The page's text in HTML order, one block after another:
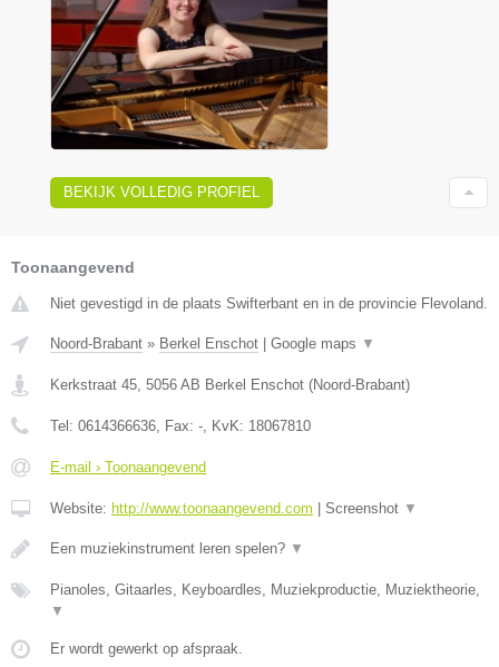
BEKIJK VOLLEDIG PROFIEL
Toonaangevend
Niet gevestigd in de plaats Swifterbant en in de provincie Flevoland.
Noord-Brabant » Berkel Enschot Google maps ▼
Kerkstraat 45, 5056 AB Berkel Enschot (Noord-Brabant)
Tel: 0614366636, Fax: -, KvK: 18067810
E-mail › Toonaangevend
Website: http://www.toonaangevend.com Screenshot ▼
Een muziekinstrument leren spelen? ▼
Pianoles, Gitaarles, Keyboardles, Muziekproductie, Muziektheorie,
▼
Er wordt gewerkt op afspraak.